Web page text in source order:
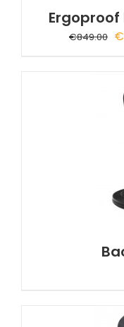
€849.00 €